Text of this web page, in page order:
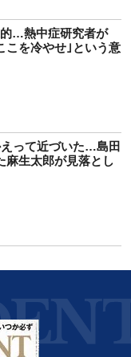
…熱中症研究者が
こを冷やせ｣という意
って近づいた…島田
麻生太郎が見落とし